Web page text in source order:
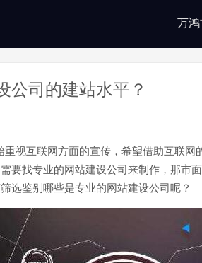
万
公司的建站水平？
重视互联网方面的宣传，希望借助互联网
要找专业的网站建设公司来制作，那市
选鉴别哪些是专业的网站建设公司呢？